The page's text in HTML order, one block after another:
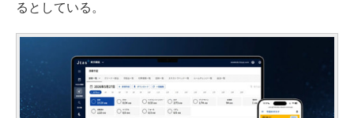
るとしている。